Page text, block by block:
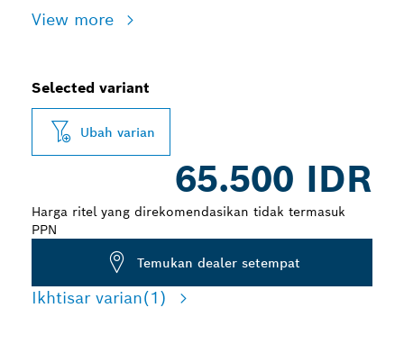
View more
Selected variant
Ubah varian
65.500 IDR
Harga ritel yang direkomendasikan tidak termasuk
PPN
Temukan dealer setempat
Ikhtisar varian(1)